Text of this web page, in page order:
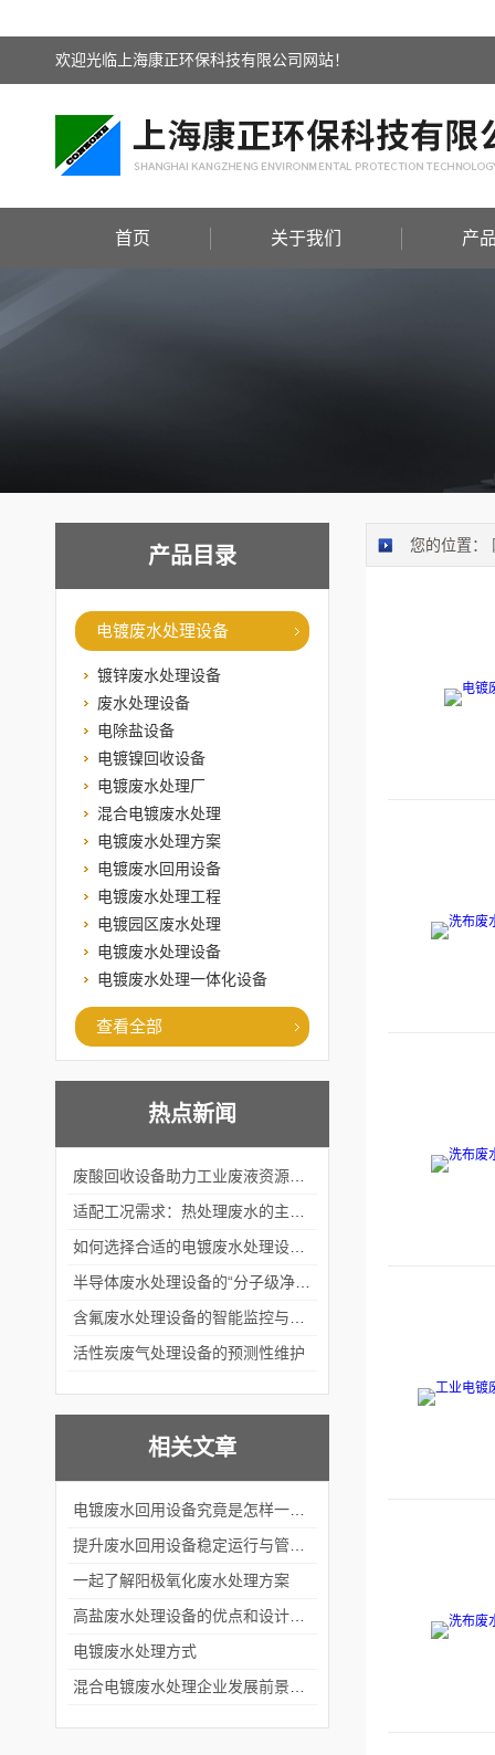
欢迎光临上海康正环保科技有限公司网站！
首页 关于我们 产
产品目录
电镀废水处理设备
镀锌废水处理设备
废水处理设备
电除盐设备
电镀镍回收设备
电镀废水处理厂
混合电镀废水处理
电镀废水处理方案
电镀废水回用设备
电镀废水处理工程
电镀园区废水处理
电镀废水处理设备
电镀废水处理一体化设备
查看全部
热点新闻
活性炭废气处理设备的预测性维护
相关文章
一起了解阳极氧化废水处理方案
电镀废水处理方式
您的位置：